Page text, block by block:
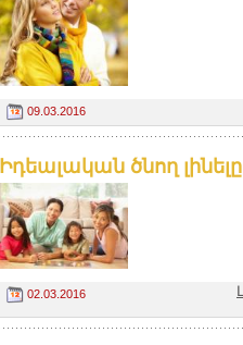
09.03.2016
Իդեալական ծնող
02.03.2016